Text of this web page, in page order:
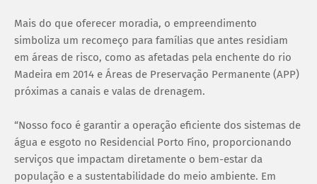
Mais do que oferecer moradia, o empreendimento
simboliza um recomeço para famílias que antes residiam
em áreas de risco, como as afetadas pela enchente do rio
Madeira em 2014 e Áreas de Preservação Permanente (APP)
próximas a canais e valas de drenagem.
“Nosso foco é garantir a operação eficiente dos sistemas de
água e esgoto no Residencial Porto Fino, proporcionando
serviços que impactam diretamente o bem-estar da
população e a sustentabilidade do meio ambiente. Em